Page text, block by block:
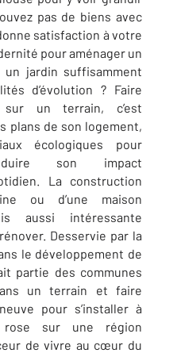
pas de biens avec
satisfaction à votre
pour aménager un
jardin suffisamment
d’évolution ? Faire
un terrain, c’est
plans de son logement,
écologiques pour
son impact
La construction
ou d’une maison
aussi intéressante
Desservie par la
le développement de
partie des communes
un terrain et faire
pour s’installer à
sur une région
de vivre au cœur du